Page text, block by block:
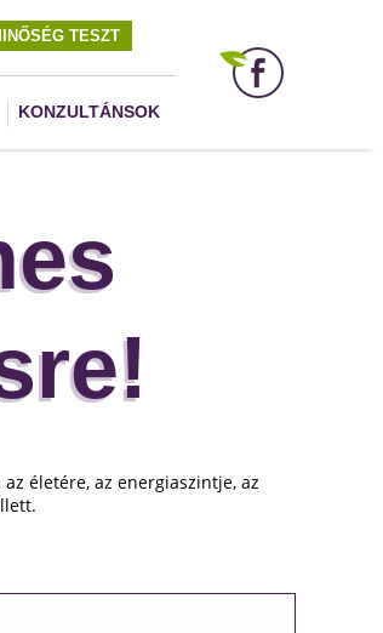
TESZT
KONZULTÁNSOK
életére, az energiaszintje, az